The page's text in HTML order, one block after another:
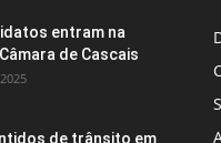
entram na
de Cascais
de trânsito em